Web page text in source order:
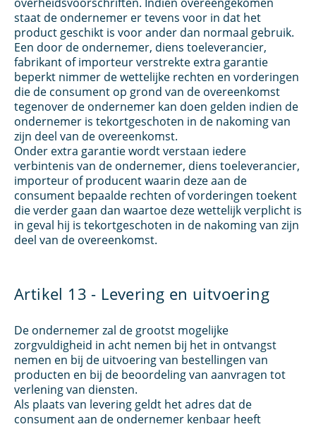
staat de ondernemer er tevens voor in dat het
product geschikt is voor ander dan normaal gebruik.
Een door de ondernemer, diens toeleverancier,
fabrikant of importeur verstrekte extra garantie
beperkt nimmer de wettelijke rechten en vorderingen
die de consument op grond van de overeenkomst
tegenover de ondernemer kan doen gelden indien de
ondernemer is tekortgeschoten in de nakoming van
zijn deel van de overeenkomst.
Onder extra garantie wordt verstaan iedere
verbintenis van de ondernemer, diens toeleverancier,
importeur of producent waarin deze aan de
consument bepaalde rechten of vorderingen toekent
die verder gaan dan waartoe deze wettelijk verplicht is
in geval hij is tekortgeschoten in de nakoming van zijn
deel van de overeenkomst.
Artikel 13 - Levering en uitvoering
De ondernemer zal de grootst mogelijke
zorgvuldigheid in acht nemen bij het in ontvangst
nemen en bij de uitvoering van bestellingen van
producten en bij de beoordeling van aanvragen tot
verlening van diensten.
Als plaats van levering geldt het adres dat de
consument aan de ondernemer kenbaar heeft